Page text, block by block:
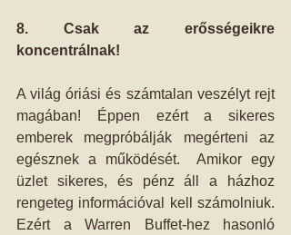
8. Csak az erősségeikre
koncentrálnak!
A világ óriási és számtalan veszélyt rejt
magában! Éppen ezért a sikeres
emberek megpróbálják megérteni az
egésznek a működését.  Amikor egy
üzlet sikeres, és pénz áll a házhoz
rengeteg információval kell számolniuk.
Ezért a Warren Buffet-hez hasonló